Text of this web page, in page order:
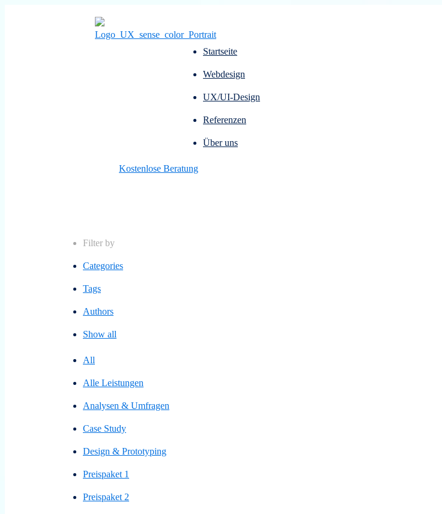
Startseite
Webdesign
UX/UI-Design
Referenzen
Über uns
Kostenlose Beratung
Filter by
Categories
Tags
Authors
Show all
All
Alle Leistungen
Analysen & Umfragen
Case Study
Design & Prototyping
Preispaket 1
Preispaket 2